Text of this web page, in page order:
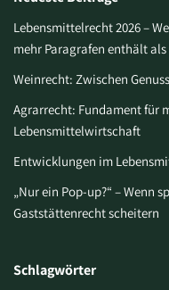
Lebensmittelrecht 2026 –
mehr Paragrafen enthält
Weinrecht: Zwischen
Agrarrecht: Fundament für
Lebensmittelwirtschaft
Entwicklungen im
„Nur ein Pop-up?“ – Wenn
Gaststättenrecht scheitern
Schlagwörter